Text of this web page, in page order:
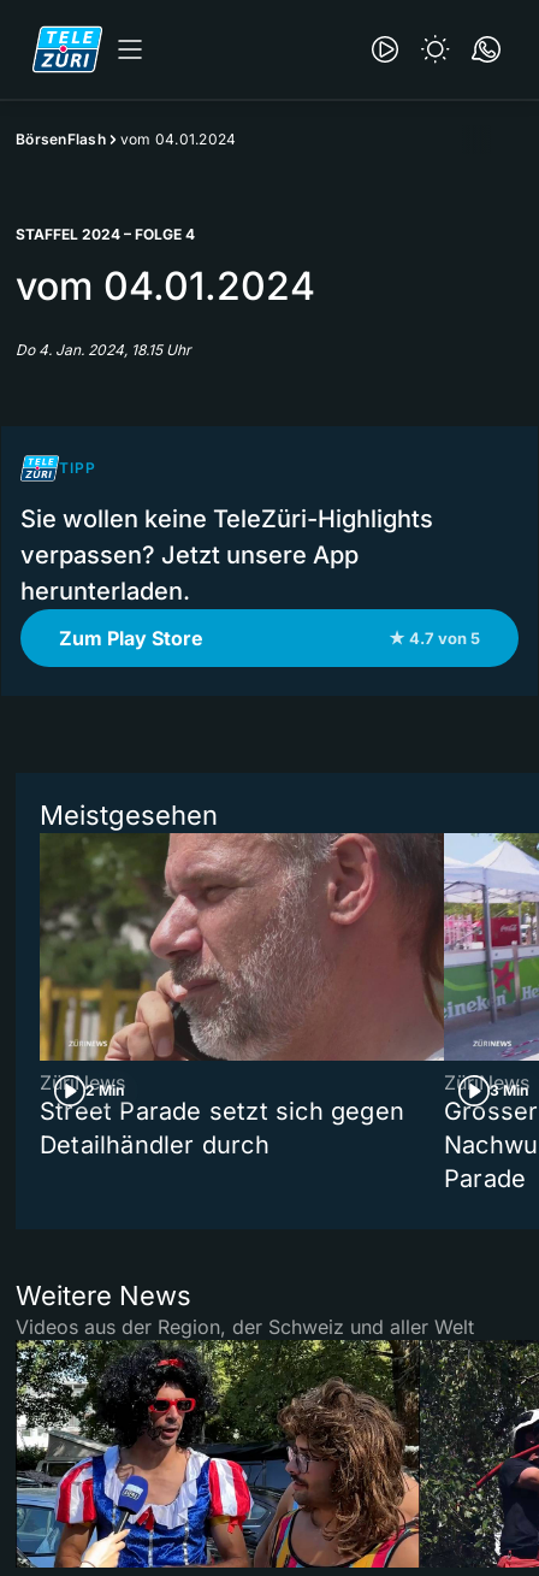
BörsenFlash vom 04.01.2024
STAFFEL 2024 – FOLGE 4
vom 04.01.2024
Do 4. Jan. 2024, 18.15 Uhr
TIPP
Sie wollen keine TeleZüri-Highlights
verpassen? Jetzt unsere App
herunterladen.
Zum Play Store ★ 4.7 von 5
Meistgesehen
2 Min
ZüriNews
Street Parade setzt sich gegen
Detailhändler durch
3 Min
ZüriNews
Parade
Weitere News
Videos aus der Region, der Schweiz und aller Welt